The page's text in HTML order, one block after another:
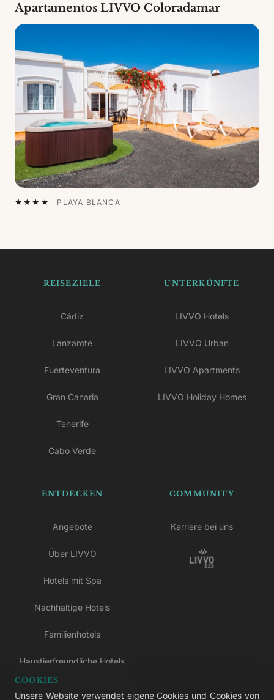
Apartamentos LIVVO Coloradamar
★★★★ · PLAYA BLANCA
REISEZIELE
Cádiz
Lanzarote
Fuerteventura
Gran Canaria
Tenerife
Cabo Verde
UNTERKÜNFTE
LIVVO Hotels
LIVVO Urban
LIVVO Apartments
LIVVO Holiday Homes
ENTDECKEN
Angebote
Über LIVVO
Hotels mit Spa
Nachhaltige Hotels
Familienhotels
Haustierfreundliche Hotels
COMMUNITY
Karriere bei uns
COOKIES
Unsere Website verwendet eigene Cookies und Cookies von